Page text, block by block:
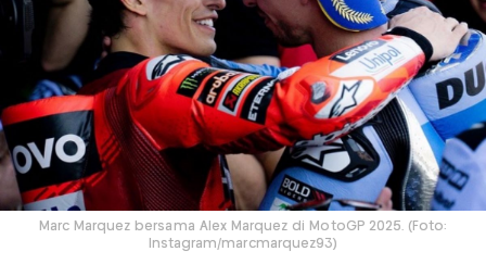
Marc Marquez bersama Alex Marquez di MotoGP 2025. (Foto:
Instagram/marcmarquez93)